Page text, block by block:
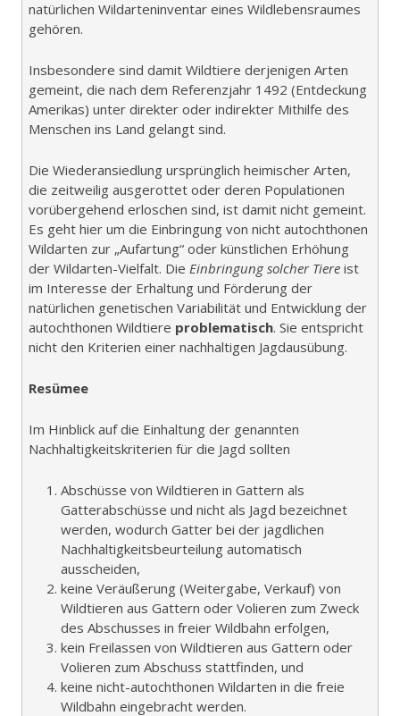
natürlichen Wildarteninventar eines Wildlebensraumes
gehören.
Insbesondere sind damit Wildtiere derjenigen Arten
gemeint, die nach dem Referenzjahr 1492 (Entdeckung
Amerikas) unter direkter oder indirekter Mithilfe des
Menschen ins Land gelangt sind.
Die Wiederansiedlung ursprünglich heimischer Arten,
die zeitweilig ausgerottet oder deren Populationen
vorübergehend erloschen sind, ist damit nicht gemeint.
Es geht hier um die Einbringung von nicht autochthonen
Wildarten zur „Aufartung“ oder künstlichen Erhöhung
der Wildarten-Vielfalt. Die Einbringung solcher Tiere ist
im Interesse der Erhaltung und Förderung der
natürlichen genetischen Variabilität und Entwicklung der
autochthonen Wildtiere problematisch. Sie entspricht
nicht den Kriterien einer nachhaltigen Jagdausübung.
Resümee
Im Hinblick auf die Einhaltung der genannten
Nachhaltigkeitskriterien für die Jagd sollten
Abschüsse von Wildtieren in Gattern als
Gatterabschüsse und nicht als Jagd bezeichnet
werden, wodurch Gatter bei der jagdlichen
Nachhaltigkeitsbeurteilung automatisch
ausscheiden,
keine Veräußerung (Weitergabe, Verkauf) von
Wildtieren aus Gattern oder Volieren zum Zweck
des Abschusses in freier Wildbahn erfolgen,
kein Freilassen von Wildtieren aus Gattern oder
Volieren zum Abschuss stattfinden, und
keine nicht-autochthonen Wildarten in die freie
Wildbahn eingebracht werden.